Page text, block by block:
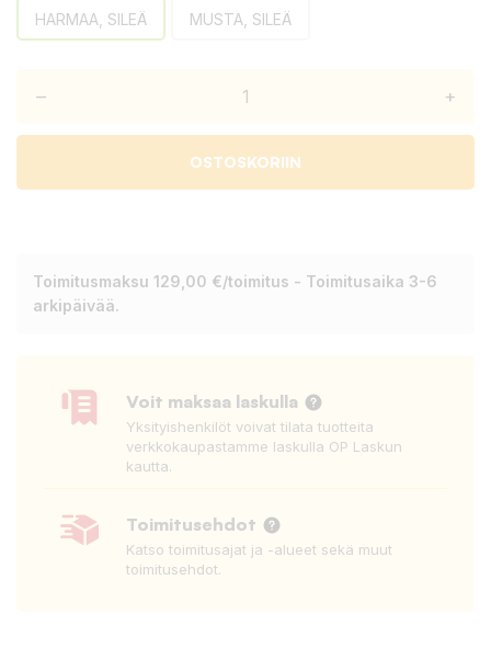
HARMAA, SILEÄ MUSTA, SILEÄ
– +
OSTOSKORIIN
Toimitusmaksu 129,00 €/toimitus - Toimitusaika 3-6
arkipäivää.
Voit maksaa laskulla
Yksityishenkilöt voivat tilata tuotteita
verkkokaupastamme laskulla OP Laskun
kautta.
Toimitusehdot
Katso toimitusajat ja -alueet sekä muut
toimitusehdot.